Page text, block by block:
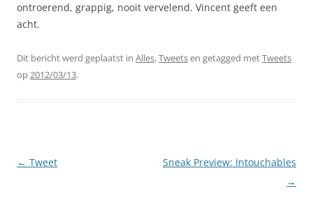
ontroerend, grappig, nooit vervelend. Vincent geeft een
acht.
Dit bericht werd geplaatst in Alles,Tweetsen getagged metTweets
op2012/03/13.
Berichtnavigatie
← Tweet
Sneak Preview: Intouchables
→